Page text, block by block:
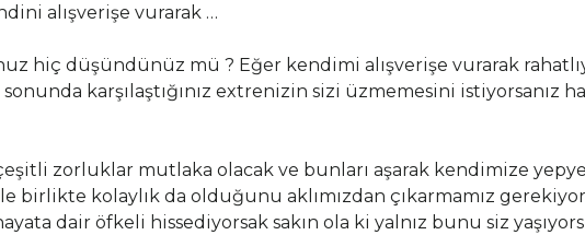
alışverişe vurarak …
hiç düşündünüz mü ? Eğer kendimi alışverişe vurarak
karşılaştığınız extrenizin sizi üzmemesini
zorluklar mutlaka olacak ve bunları aşarak kendimize
birlikte kolaylık da olduğunu aklımızdan çıkarmamız
dair öfkeli hissediyorsak sakın ola ki yalnız bunu siz